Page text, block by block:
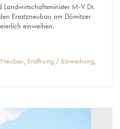
M-V Dr.
Ersatzneubau am Dömitzer
einweihen.
Neubau, Eröffnung / Einweihung,